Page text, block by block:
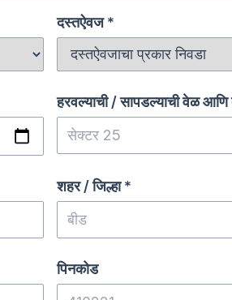
दस्तऐवज*
हरवल्याची / सापडल्याची वेळ आणि
शहर / जिल्हा*
पिनकोड